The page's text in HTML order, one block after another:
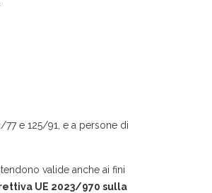
e 125/91, e a persone di
valide anche ai fini
UE 2023/970 sulla